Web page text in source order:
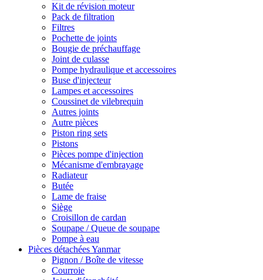
Kit de révision moteur
Pack de filtration
Filtres
Pochette de joints
Bougie de préchauffage
Joint de culasse
Pompe hydraulique et accessoires
Buse d'injecteur
Lampes et accessoires
Coussinet de vilebrequin
Autres joints
Autre pièces
Piston ring sets
Pistons
Pièces pompe d'injection
Mécanisme d'embrayage
Radiateur
Butée
Lame de fraise
Siège
Croisillon de cardan
Soupape / Queue de soupape
Pompe à eau
Pièces détachées Yanmar
Pignon / Boîte de vitesse
Courroie